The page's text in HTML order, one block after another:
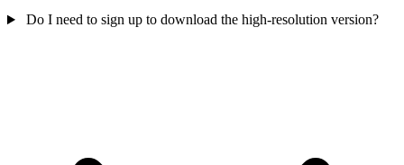
Do I need to sign up to download the high-resolution version?